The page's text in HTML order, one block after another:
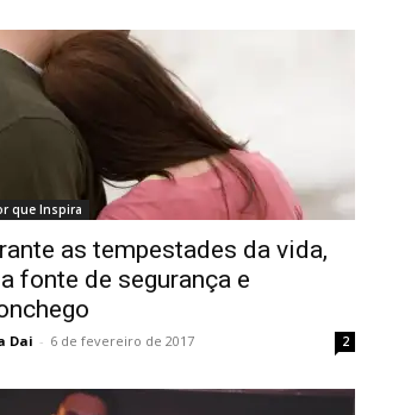
que Inspira
as tempestades da vida,
fonte de segurança e
Dai - 6 de fevereiro de 2017 2